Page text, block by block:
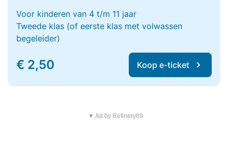
Voor kinderen van 4 t/m 11 jaar
Tweede klas (of eerste klas met volwassen
begeleider)
€ 2,50 Koop e-ticket
▼ Ad by Refinery89